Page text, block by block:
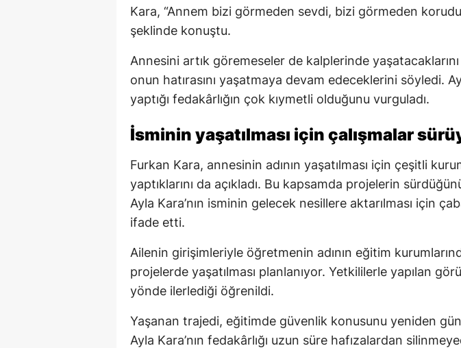
Kara, “Annem bizi görmeden sevdi, bizi görmeden
şeklinde konuştu.
Annesini artık göremeseler de kalplerinde
onun hatırasını yaşatmaya devam edeceklerini söyledi.
yaptığı fedakârlığın çok kıymetli olduğunu vurguladı.
İsminin yaşatılması için çalışmalar
Furkan Kara, annesinin adının yaşatılması için çeşitli
yaptıklarını da açıkladı. Bu kapsamda projelerin
Ayla Kara’nın isminin gelecek nesillere aktarılması için
ifade etti.
Ailenin girişimleriyle öğretmenin adının eğitim
projelerde yaşatılması planlanıyor. Yetkililerle yapılan
yönde ilerlediği öğrenildi.
Yaşanan trajedi, eğitimde güvenlik konusunu yeniden
Ayla Kara’nın fedakârlığı uzun süre hafızalardan